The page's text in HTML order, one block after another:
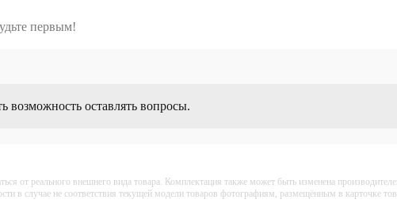
первым!
возможность оставлять вопросы.
от реального внешнего вида товара. Комплектация также может быть изменена
в случае не соответствия текущей модели товаров фотографиям, размещённым в карточке